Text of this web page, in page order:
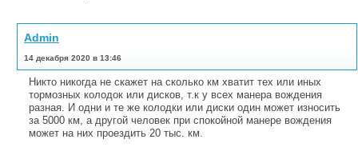
Admin
14 декабря 2020 в 13:46
Никто никогда не скажет на сколько км хватит тех или иных
тормозных колодок или дисков, т.к у всех манера вождения
разная. И одни и те же колодки или диски один может износить
за 5000 км, а другой человек при спокойной манере вождения
может на них проездить 20 тыс. км.